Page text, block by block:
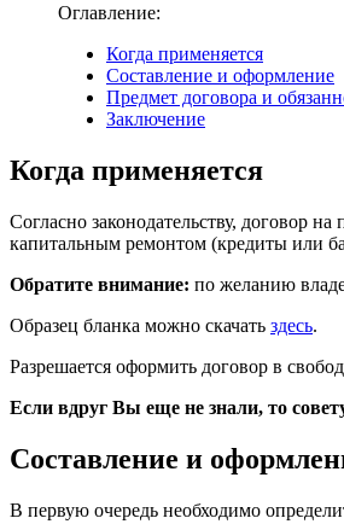
Оглавление:
Когда применяется
Составление и оформление
Предмет договора и
Заключение
Когда применяется
Согласно законодательству, договор
капитальным ремонтом (кредиты или
Обратите внимание: по желанию
Образец бланка можно скачать здесь.
Разрешается оформить договор в
Если вдруг Вы еще не знали, то
Составление и
В первую очередь необходимо